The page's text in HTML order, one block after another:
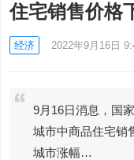
住宅销售价格
经济 2022年9月16日
9月16日消息，国
城市中商品住宅销
城市涨幅…